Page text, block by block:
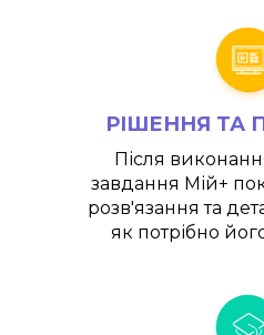
РІШЕННЯ ТА
Після
завдання Мій+
розв'язання та
як потрібно